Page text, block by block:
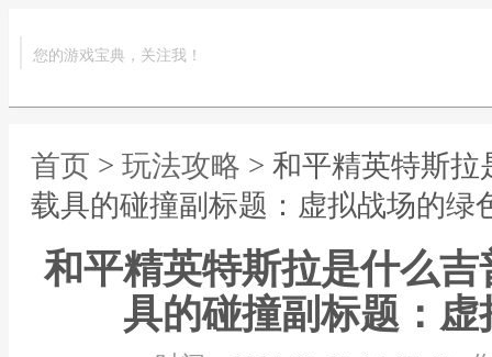
您的游戏宝典，关注我！
首页 > 玩法攻略 > 和平精英特斯
载具的碰撞副标题：虚拟战场的绿
和平精英特斯拉是什么
具的碰撞副标题：